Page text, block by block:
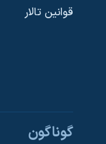
دنبال کنید
قوانین تالار
گوناگون